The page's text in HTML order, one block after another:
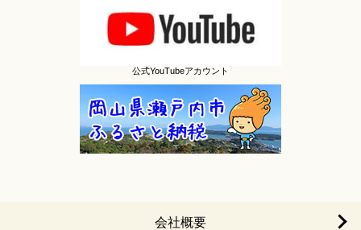
公式YouTubeアカウント
会社概要